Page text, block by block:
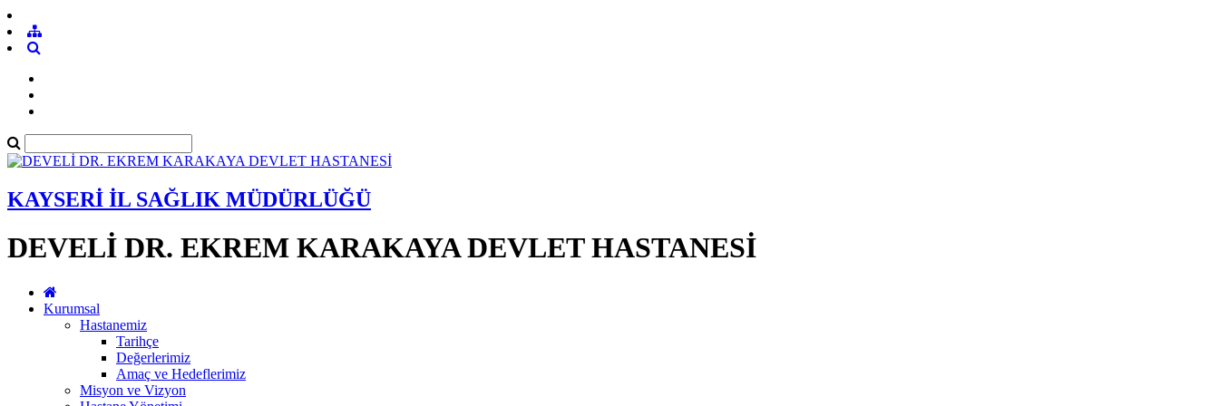
KAYSERİ İL SAĞLIK MÜDÜRLÜĞÜ
DEVELİ DR. EKREM KARAKAYA DEVLET HASTANESİ
Kurumsal
Hastanemiz
Tarihçe
Değerlerimiz
Amaç ve Hedeflerimiz
Misyon ve Vizyon